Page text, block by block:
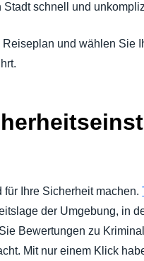
schnell und
und wählen Sie
für Ihre Sicherheit machen.
der Umgebung, in
Bewertungen zu
Mit nur einem Klick